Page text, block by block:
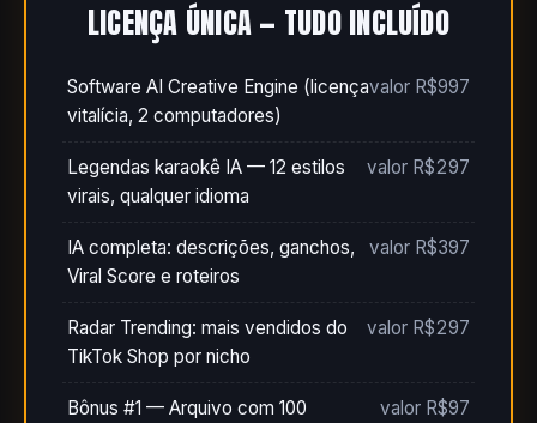
LICENÇA ÚNICA — TUDO INCLUÍDO
Software AI Creative Engine (licença
vitalícia, 2 computadores)
valor R$997
Legendas karaokê IA — 12 estilos
virais, qualquer idioma
valor R$297
IA completa: descrições, ganchos,
Viral Score e roteiros
valor R$397
Radar Trending: mais vendidos do
TikTok Shop por nicho
valor R$297
Bônus #1 — Arquivo com 100 valor R$97